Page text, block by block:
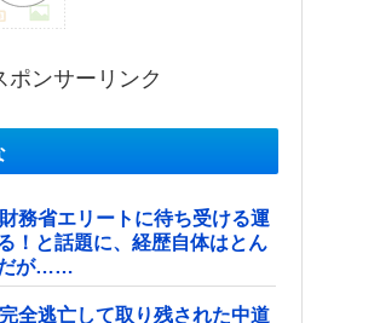
ポンサーリンク
務省エリートに待ち受ける運
！と話題に、経歴自体はとん
だが……
全逃亡して取り残された中道